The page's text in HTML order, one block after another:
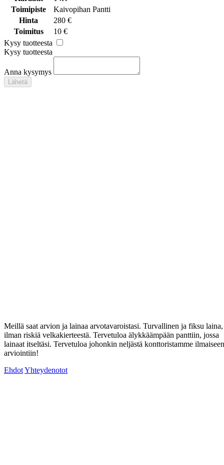
Toimipiste
Kaivopihan Pantti
Hinta
280 €
Toimitus
10 €
Kysy tuotteesta
Kysy tuotteesta
Anna kysymys
Lähetä
Meillä saat arvion ja lainaa arvotavaroistasi. Turvallinen ja fiksu laina,
ilman riskiä velkakierteestä. Tervetuloa älykkäämpään panttiin, jossa
lainaat itseltäsi. Tervetuloa johonkin neljästä konttoristamme ilmaiseen
arviointiin!
EhdotYhteydenotot